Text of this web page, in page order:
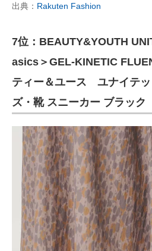
出典： Rakuten Fashion
7位：BEAUTY&YOUTH
asics＞GEL-KINETIC
ティー＆ユース ユナイテ
ズ・靴 スニーカー ブラック